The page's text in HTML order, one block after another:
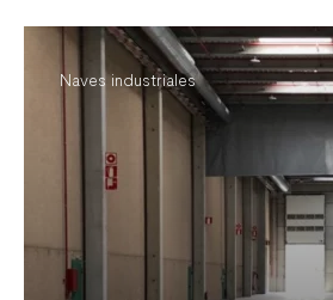
Naves industriales